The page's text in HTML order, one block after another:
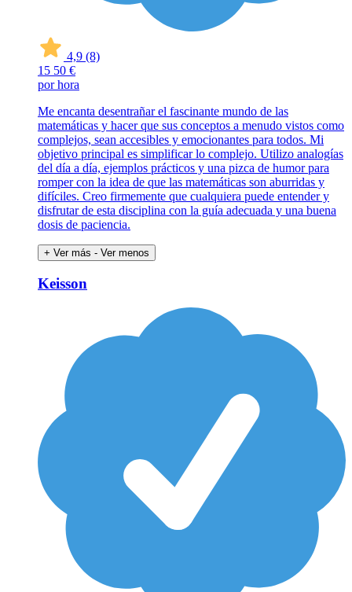
4,9 (8)
15 50 €
por hora
Me encanta desentrañar el fascinante mundo de las
matemáticas y hacer que sus conceptos a menudo vistos como
complejos, sean accesibles y emocionantes para todos. Mi
objetivo principal es simplificar lo complejo. Utilizo analogías
del día a día, ejemplos prácticos y una pizca de humor para
romper con la idea de que las matemáticas son aburridas y
difíciles. Creo firmemente que cualquiera puede entender y
disfrutar de esta disciplina con la guía adecuada y una buena
dosis de paciencia.
+ Ver más - Ver menos
Keisson